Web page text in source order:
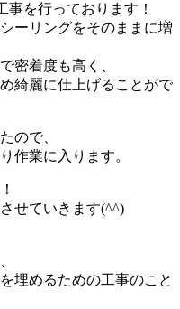
を行っております！
ーリングをそのままに増
密着度も高く、
綺麗に仕上げることがで
ので、
作業に入ります。
せていきます(^^)
埋めるための工事のこと